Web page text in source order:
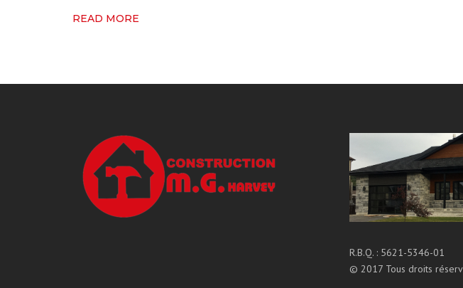
READ MORE
R.B.Q. : 5621-5346-01
© 2017 Tous droits